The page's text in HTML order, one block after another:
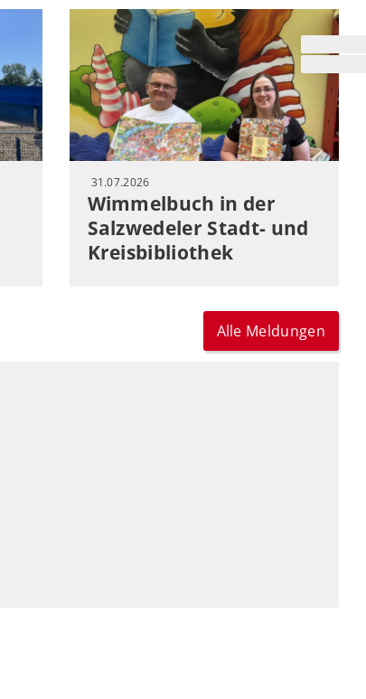
31.07.2026
Wimmelbuch in der
Salzwedeler Stadt- und
Kreisbibliothek
Alle Meldungen